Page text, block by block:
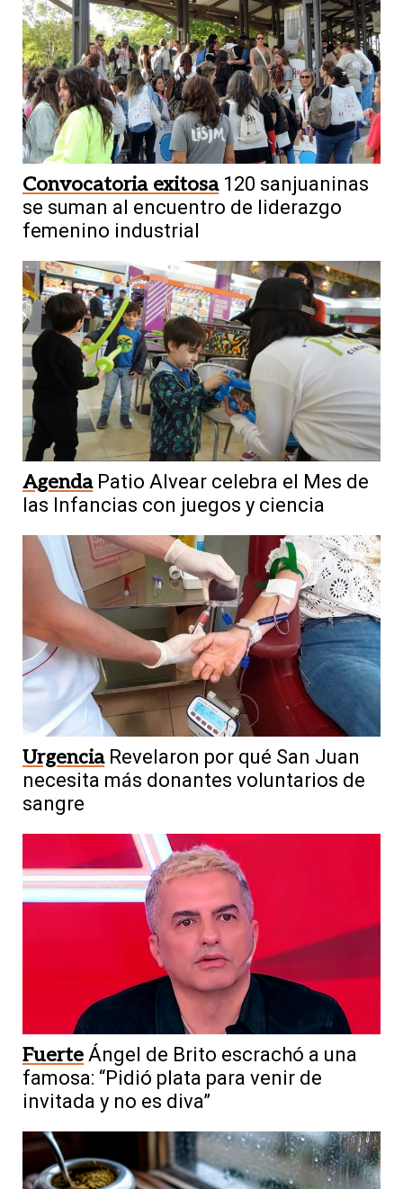
Convocatoria exitosa 120 sanjuaninas
se suman al encuentro de liderazgo
femenino industrial
Agenda Patio Alvear celebra el Mes de
las Infancias con juegos y ciencia
Urgencia Revelaron por qué San Juan
necesita más donantes voluntarios de
sangre
Fuerte Ángel de Brito escrachó a una
famosa: “Pidió plata para venir de
invitada y no es diva”